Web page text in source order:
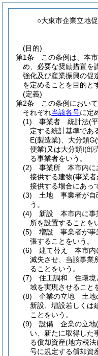
○大東市企業立地
(目的)
第1条
この条例は、本
め、必要な奨励措置を
強化及び産業振興の促
を定めることを目的と
(定義)
第2条
この条例において
それぞれ当該各号に定
(1)
事業者 統計法(
定する統計基準であ
E(製造業) 、大分類G
便業)又は大分類I(卸
る事業者をいう。
(2)
事業所 本市内に
接供する建物(事業者
接供する場合にあっ
(3)
土地 事業者が自
う。
(4)
新設 本市内に事
所を設置することを
(5)
増設 事業者が事
張することをいう。
(6)
建て替え 本市内
滅失させ、当該事業
ることをいう。
(7)
住工調和 住環境
域を実現させること
(8)
企業の立地 土地
新設、増設若しくは
ことをいう。
(9)
設備 企業の立地
い、新たに取得した
る償却資産(地方税法
号に規定する償却資